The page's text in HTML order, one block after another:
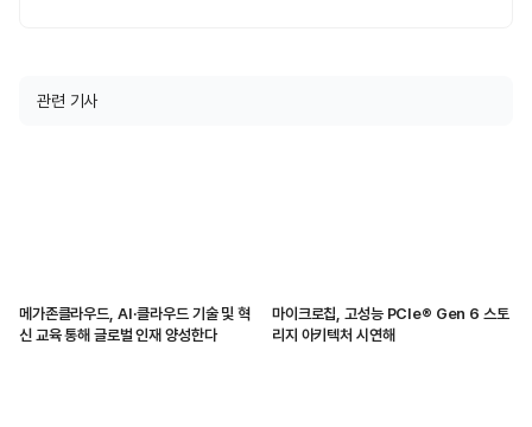
관련 기사
메가존클라우드, AI·클라우드 기술 및 혁
신 교육 통해 글로벌 인재 양성한다
마이크로칩, 고성능 PCIe® Gen 6 스토
리지 아키텍처 시연해